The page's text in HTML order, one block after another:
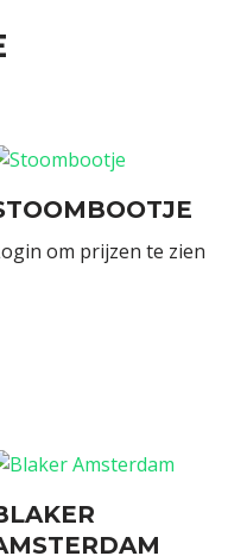
om prijzen te zien